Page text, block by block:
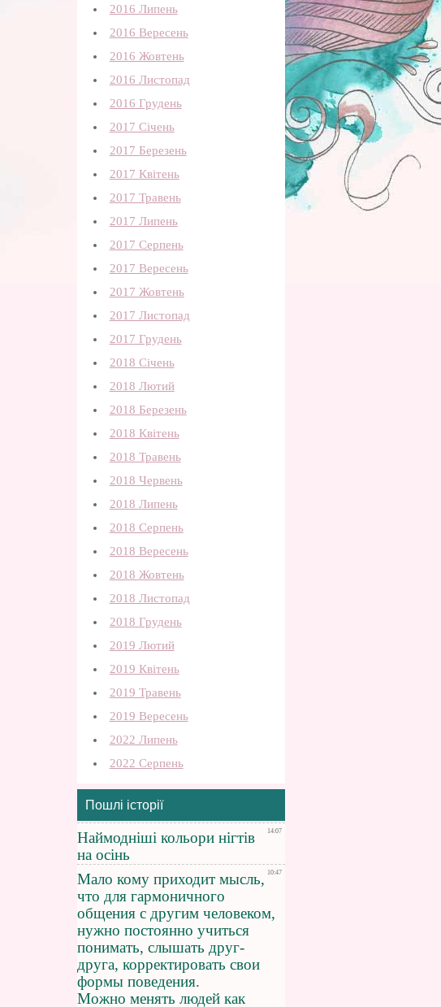
2016 Липень
2016 Вересень
2016 Жовтень
2016 Листопад
2016 Грудень
2017 Січень
2017 Березень
2017 Квітень
2017 Травень
2017 Липень
2017 Серпень
2017 Вересень
2017 Жовтень
2017 Листопад
2017 Грудень
2018 Січень
2018 Лютий
2018 Березень
2018 Квітень
2018 Травень
2018 Червень
2018 Липень
2018 Серпень
2018 Вересень
2018 Жовтень
2018 Листопад
2018 Грудень
2019 Лютий
2019 Квітень
2019 Травень
2019 Вересень
2022 Липень
2022 Серпень
Пошлі історії